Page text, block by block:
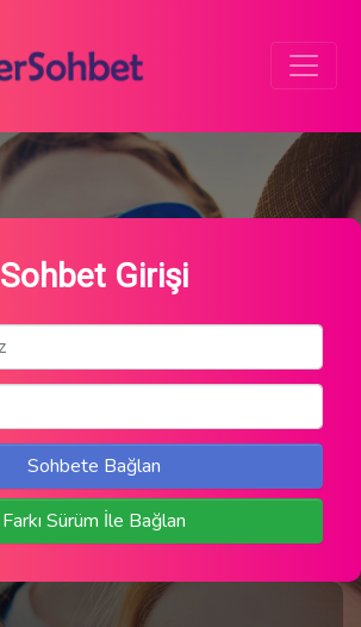
Sohbet Girişi
Sohbete Bağlan
Farkı Sürüm İle Bağlan